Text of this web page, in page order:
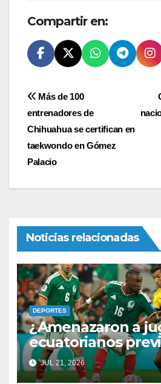
Compartir en:
Navegación
de
entradas
Más de 100
entrenadores de
Chihuahua se certifican en
taekwondo en Gómez
Palacio
Noticias relacionadas
DEPORTES
¿Amenazaron a
ecuatorianos
enfrentar a
rompen el silencio
JUL 21, 2026